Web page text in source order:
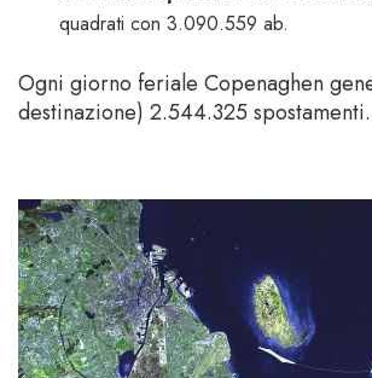
quadrati con 3.090.559 ab.
Ogni giorno feriale Copenaghen
destinazione) 2.544.325 spostamenti.